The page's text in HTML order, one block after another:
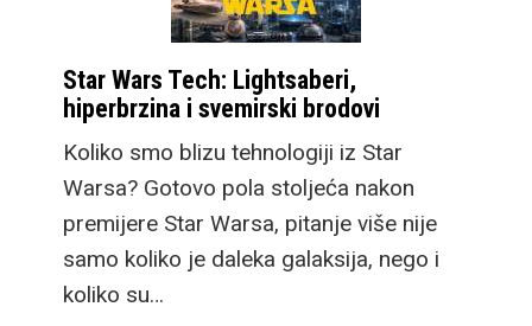
Star Wars Tech: Lightsaberi,
hiperbrzina i svemirski brodovi
Koliko smo blizu tehnologiji iz Star
Warsa? Gotovo pola stoljeća nakon
premijere Star Warsa, pitanje više nije
samo koliko je daleka galaksija, nego i
koliko su…